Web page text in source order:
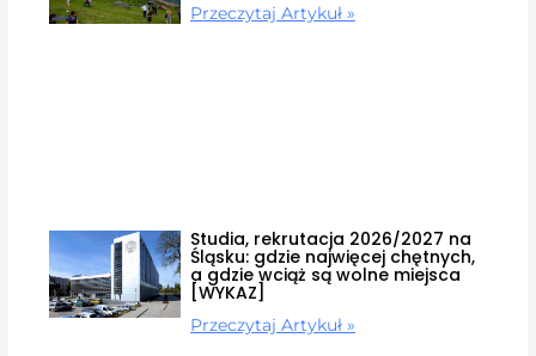
Przeczytaj Artykuł »
Studia, rekrutacja 2026/2027 na
Śląsku: gdzie najwięcej chętnych,
a gdzie wciąż są wolne miejsca
[WYKAZ]
Przeczytaj Artykuł »